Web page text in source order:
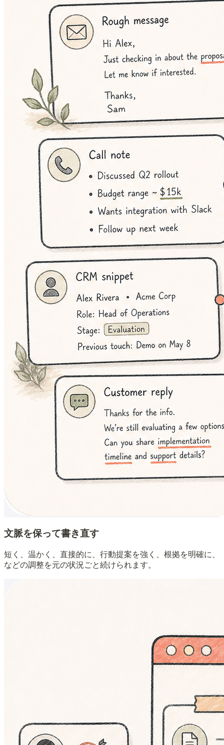
文脈を保って書き直す
短く、温かく、直接的に、行動提案を強く、根拠を明確に、
などの調整を元の状況ごと続けられます。